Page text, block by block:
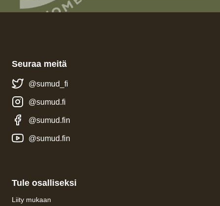
Seuraa meitä
@sumud_fi
@sumud.fi
@sumud.fin
@sumud.fin
Tule osalliseksi
Liity mukaan